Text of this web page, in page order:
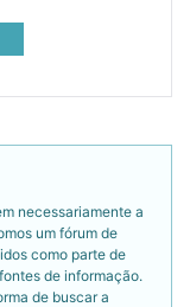
necessariamente a
um fórum de
como parte de
de informação.
de buscar a